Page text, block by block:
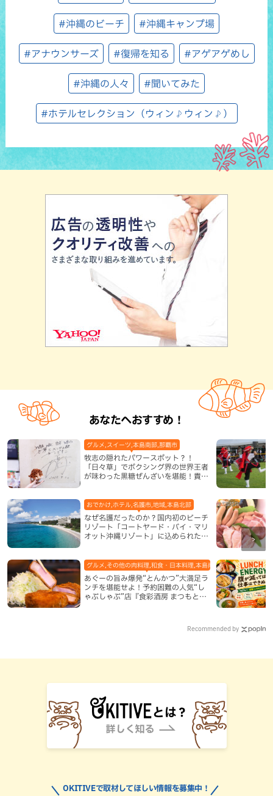
#沖縄のビーチ #沖縄キャンプ場
#アナウンサーズ #復帰を知る #アゲアゲめし
#沖縄の人々 #聞いてみた
#ホテルセレクション（ウィン♪ウィン♪）
あなたへおすすめ！
牧志の隠れたパワースポット？！
「日々草」でボクシング界の世界王者
が味わった黒糖ぜんざいを堪能！貴重
グルメ,スイーツ,本島南部,那覇市
なぜ名護だったのか？国内初のビーチ
リゾート「コートヤード・バイ・マリ
オット沖縄リゾート」に込められた想
おでかけ,ホテル,名護市,地域,本島北部
あぐーの旨み爆発“とんかつ”大満足ラ
ンチを堪能せよ！予約困難の人気“し
ゃぶしゃぶ”店『食彩酒房 まつもと』
グルメ,その他の肉料理,和食・日本料理,本島南部,那覇市
Recommended by
OKITIVEで取材してほしい情報を募集中！